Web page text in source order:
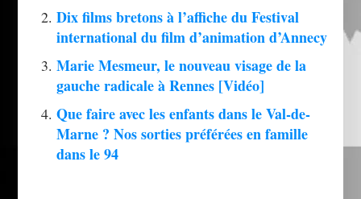
Dix films bretons à l’affiche du Festival
international du film d’animation d’Annecy
Marie Mesmeur, le nouveau visage de la
gauche radicale à Rennes [Vidéo]
Que faire avec les enfants dans le Val-de-
Marne ? Nos sorties préférées en famille
dans le 94